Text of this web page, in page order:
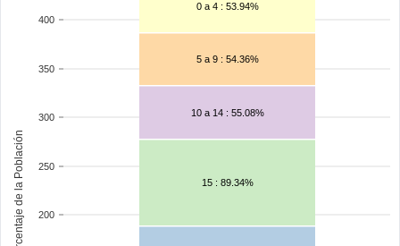
200
250
300
350
400
Porcentaje de la Población 15 : 89.34%
10 a 14 : 55.08%
5 a 9 : 54.36%
0 a 4 : 53.94%